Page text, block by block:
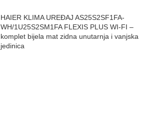
HAIER KLIMA UREĐAJ AS25S2SF1FA-
WH/1U25S2SM1FA FLEXIS PLUS WI-FI –
komplet bijela mat zidna unutarnja i vanjska
jedinica